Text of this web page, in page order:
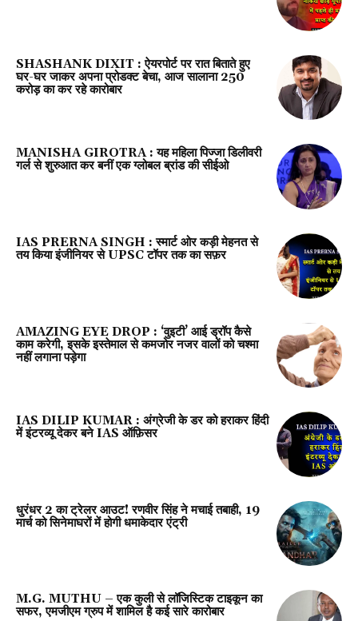
SHASHANK DIXIT : ऐयरपोर्ट पर रात बिताते हुए
घर-घर जाकर अपना प्रोडक्ट बेचा, आज सालाना 250
करोड़ का कर रहे कारोबार
MANISHA GIROTRA : यह महिला पिज्जा डिलीवरी
गर्ल से शुरुआत कर बनीं एक ग्लोबल ब्रांड की सीईओ
IAS PRERNA SINGH : स्मार्ट ओर कड़ी मेहनत से
तय किया इंजीनियर से UPSC टॉपर तक का सफ़र
AMAZING EYE DROP : ‘वुइटी’ आई ड्रॉप कैसे
काम करेगी, इसके इस्‍तेमाल से कमजोर नजर वालों को चश्‍मा
नहीं लगाना पड़ेगा
IAS DILIP KUMAR : अंग्रेजी के डर को हराकर हिंदी
में इंटरव्यू देकर बने IAS ऑफ़िसर
धुरंधर 2 का ट्रेलर आउट! रणवीर सिंह ने मचाई तबाही, 19
मार्च को सिनेमाघरों में होगी धमाकेदार एंट्री
M.G. MUTHU – एक कुली से लॉजिस्टिक टाइकून का
सफर, एमजीएम ग्रुप में शामिल है कई सारे कारोबार